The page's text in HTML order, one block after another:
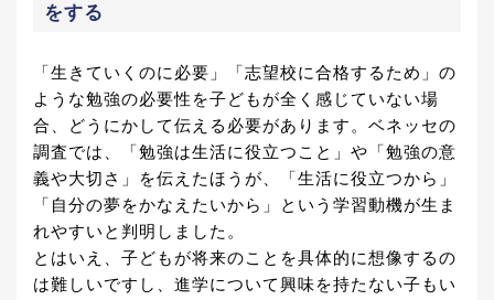
をする
「生きていくのに必要」「志望校に合格するため」の
ような勉強の必要性を子どもが全く感じていない場
合、どうにかして伝える必要があります。ベネッセの
調査では、「勉強は生活に役立つこと」や「勉強の意
義や大切さ」を伝えたほうが、「生活に役立つから」
「自分の夢をかなえたいから」という学習動機が生ま
れやすいと判明しました。
とはいえ、子どもが将来のことを具体的に想像するの
は難しいですし、進学について興味を持たない子もい